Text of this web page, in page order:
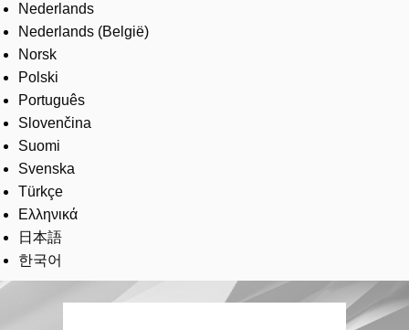
Nederlands
Nederlands (België)
Norsk
Polski
Português
Slovenčina
Suomi
Svenska
Türkçe
Ελληνικά
日本語
한국어